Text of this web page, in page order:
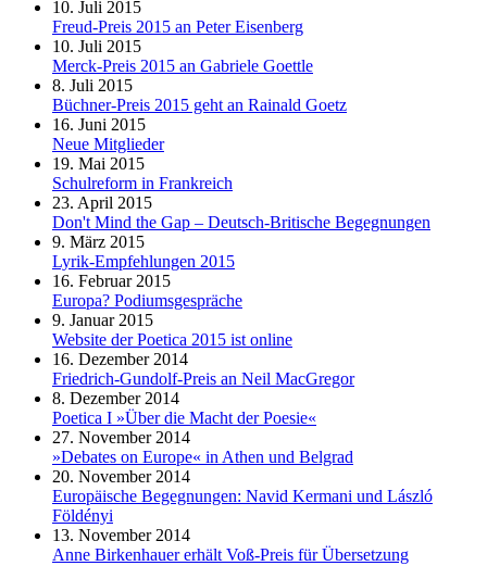
10. Juli 2015
Freud-Preis 2015 an Peter Eisenberg
10. Juli 2015
Merck-Preis 2015 an Gabriele Goettle
8. Juli 2015
Büchner-Preis 2015 geht an Rainald Goetz
16. Juni 2015
Neue Mitglieder
19. Mai 2015
Schulreform in Frankreich
23. April 2015
Don't Mind the Gap – Deutsch-Britische Begegnungen
9. März 2015
Lyrik-Empfehlungen 2015
16. Februar 2015
Europa? Podiumsgespräche
9. Januar 2015
Website der Poetica 2015 ist online
16. Dezember 2014
Friedrich-Gundolf-Preis an Neil MacGregor
8. Dezember 2014
Poetica I »Über die Macht der Poesie«
27. November 2014
»Debates on Europe« in Athen und Belgrad
20. November 2014
Europäische Begegnungen: Navid Kermani und László
Földényi
13. November 2014
Anne Birkenhauer erhält Voß-Preis für Übersetzung